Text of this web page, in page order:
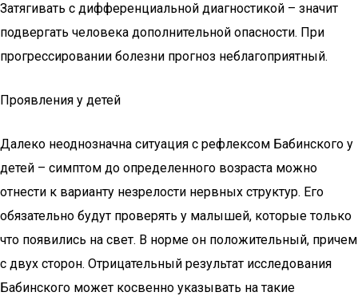
Затягивать с дифференциальной диагностикой – значит
подвергать человека дополнительной опасности. При
прогрессировании болезни прогноз неблагоприятный.
Проявления у детей
Далеко неоднозначна ситуация с рефлексом Бабинского у
детей – симптом до определенного возраста можно
отнести к варианту незрелости нервных структур. Его
обязательно будут проверять у малышей, которые только
что появились на свет. В норме он положительный, причем
с двух сторон. Отрицательный результат исследования
Бабинского может косвенно указывать на такие